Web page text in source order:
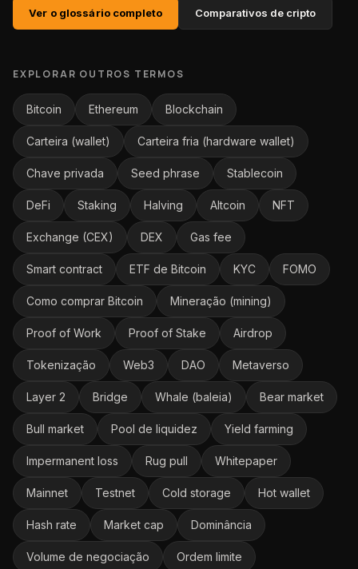
Ver o glossário completo Comparativos de cripto
EXPLORAR OUTROS TERMOS
Bitcoin Ethereum Blockchain
Carteira (wallet) Carteira fria (hardware wallet)
Chave privada Seed phrase Stablecoin
DeFi Staking Halving Altcoin NFT
Exchange (CEX) DEX Gas fee
Smart contract ETF de Bitcoin KYC FOMO
Como comprar Bitcoin Mineração (mining)
Proof of Work Proof of Stake Airdrop
Tokenização Web3 DAO Metaverso
Layer 2 Bridge Whale (baleia) Bear market
Bull market Pool de liquidez Yield farming
Impermanent loss Rug pull Whitepaper
Mainnet Testnet Cold storage Hot wallet
Hash rate Market cap Dominância
Volume de negociação Ordem limite